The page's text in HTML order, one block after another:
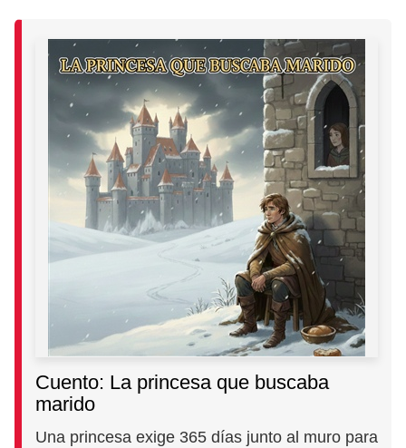
Cuento: La princesa que buscaba
marido
Una princesa exige 365 días junto al muro para